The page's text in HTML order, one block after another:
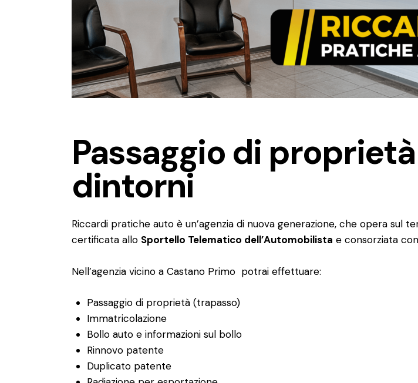
Passaggio di
dintorni
Riccardi pratiche auto è un’agenzia di nuova generazione, che opera sul
certificata allo Sportello Telematico dell’Automobilista e consorziata
Nell’agenzia vicino a Castano Primo potrai effettuare:
Passaggio di proprietà (trapasso)
Immatricolazione
Bollo auto e informazioni sul bollo
Rinnovo patente
Duplicato patente